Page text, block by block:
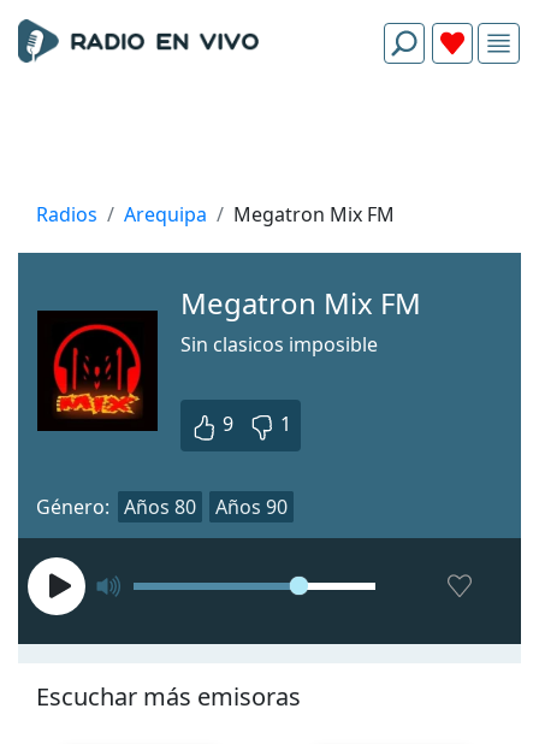
Radios Arequipa Megatron Mix FM
Megatron Mix FM
Sin clasicos imposible
9 1
Género: Años 80 Años 90
Escuchar más emisoras